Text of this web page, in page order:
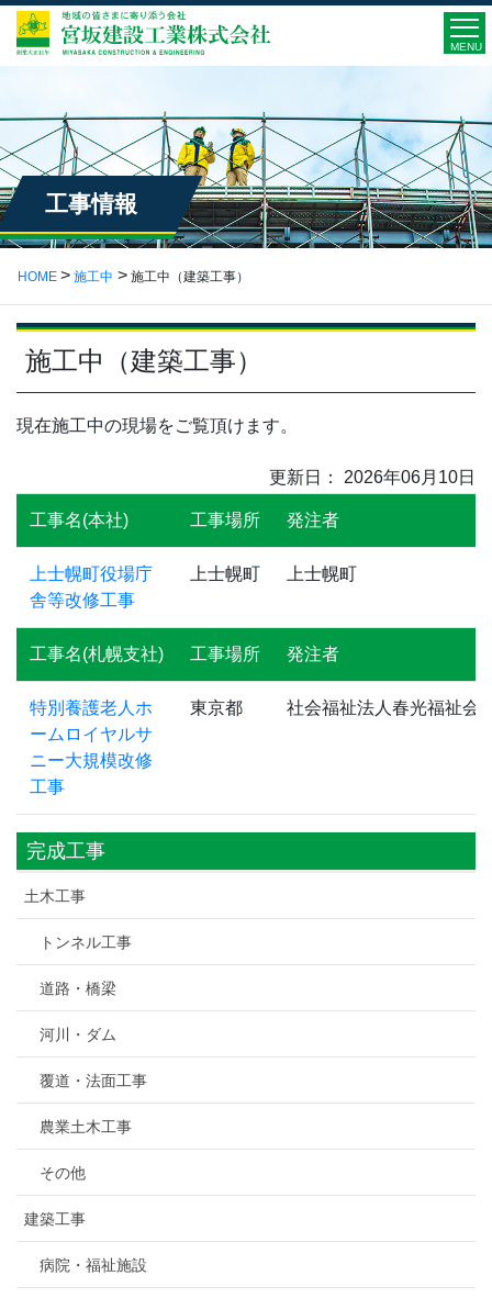
MENU
工事情報
HOME 施工中 施工中（建築工事）
施工中（建築工事）
現在施工中の現場をご覧頂けます。
更新日： 2026年06月10日
工事名(本社) 工事場所 発注者
上士幌町役場庁
舎等改修工事
上士幌町 上士幌町
工事名(札幌支社) 工事場所 発注者
特別養護老人ホ
ームロイヤルサ
ニー大規模改修
工事
東京都 社会福祉法人春光福祉会
完成工事
土木工事
トンネル工事
道路・橋梁
河川・ダム
覆道・法面工事
農業土木工事
その他
建築工事
病院・福祉施設